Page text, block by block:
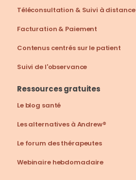
Téléconsultation & Suivi à distance
Facturation & Paiement
Contenus centrés sur le patient
Suivi de l'observance
Ressources gratuites
Le blog santé
Les alternatives à Andrew®
Le forum des thérapeutes
Webinaire hebdomadaire